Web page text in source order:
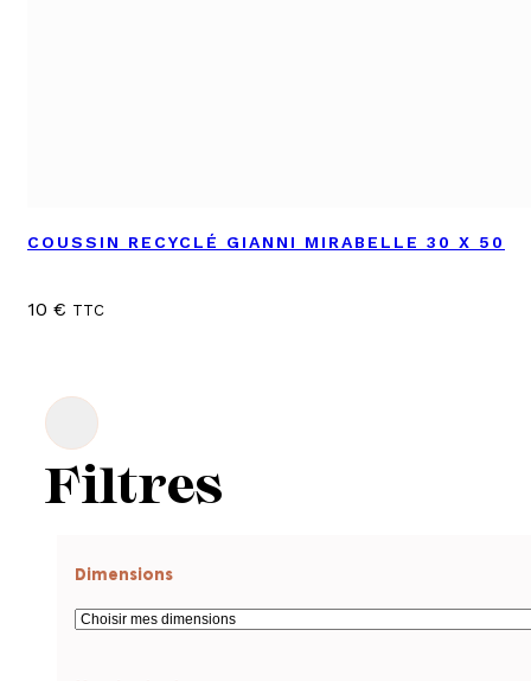
COUSSIN RECYCLÉ GIANNI MIRABELLE 30 X 50
10 € TTC
Filtres
Dimensions